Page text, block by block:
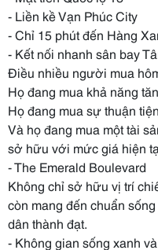
- Liền kề Vạn Phúc City
- Chỉ 15 phút đến Hàng
- Kết nối nhanh sân bay
Điều nhiều người mua
Họ đang mua khả năng
Họ đang mua sự thuận
Và họ đang mua một tài
sở hữu với mức giá hiện
- The Emerald Boulevard
Không chỉ sở hữu vị trí
còn mang đến chuẩn
dân thành đạt.
- Không gian sống xanh